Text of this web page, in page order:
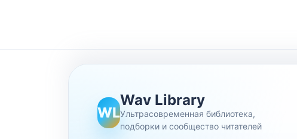
WL
Wav Library
Ультрасовременная библиотека,
подборки и сообщество читателей